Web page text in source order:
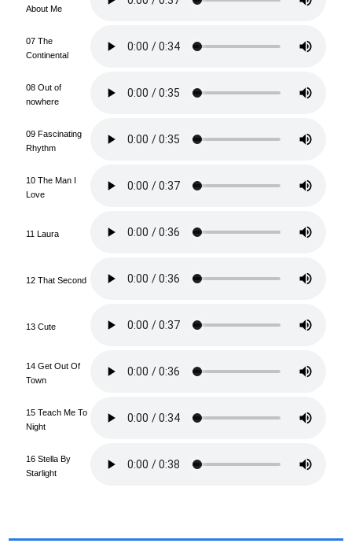
About Me
07 The
Continental
08 Out of
nowhere
09 Fascinating
Rhythm
10 The Man I
Love
11 Laura
12 That Second
13 Cute
14 Get Out Of
Town
15 Teach Me To
Night
16 Stella By
Starlight